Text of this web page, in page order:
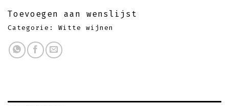
Toevoegen aan wenslijst
Categorie: Witte wijnen